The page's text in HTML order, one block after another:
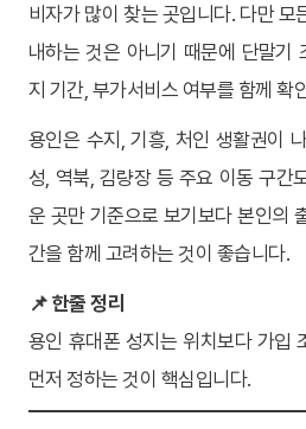
비자가 많이 찾는 곳입니다. 다만 모
내하는 것은 아니기 때문에 단말기
지 기간, 부가서비스 여부를 함께 확
용인은 수지, 기흥, 처인 생활권이
성, 역북, 김량장 등 주요 이동 구간
운 곳만 기준으로 보기보다 본인의
간을 함께 고려하는 것이 좋습니다.
📌 한줄 정리
용인 휴대폰 성지는 위치보다 가입
먼저 정하는 것이 핵심입니다.